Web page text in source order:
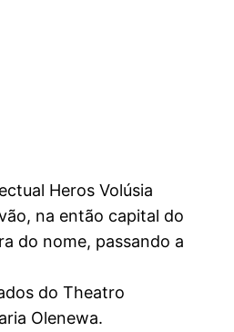
Heros Volúsia
na então capital do
do nome, passando a
do Theatro
Olenewa.